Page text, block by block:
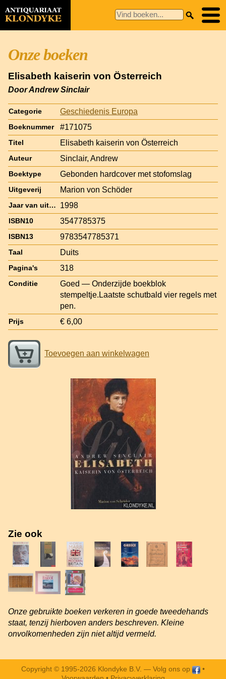
Onze boeken
Elisabeth kaiserin von Österreich
Door Andrew Sinclair
Categorie Geschiedenis Europa
Boeknummer #171075
Titel Elisabeth kaiserin von Österreich
Auteur Sinclair, Andrew
Boektype Gebonden hardcover met stofomslag
Uitgeverij Marion von Schöder
Jaar van uitgave 1998
ISBN10 3547785375
ISBN13 9783547785371
Taal Duits
Pagina's 318
Conditie
Goed — Onderzijde boekblok
stempeltje.Laatste schutbald vier regels met
pen.
Prijs € 6,00
Toevoegen aan winkelwagen
Zie ook
Onze gebruikte boeken verkeren in goede tweedehands
staat, tenzij hierboven anders beschreven. Kleine
onvolkomenheden zijn niet altijd vermeld.
Copyright © 1995-2026 Klondyke B.V. — Volg ons op
•